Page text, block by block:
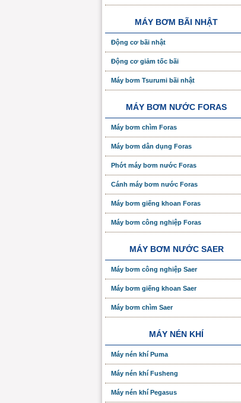
MÁY BƠM BÃI NHẬT
Động cơ bãi nhật
Động cơ giảm tốc bãi
Máy bơm Tsurumi bãi nhật
MÁY BƠM NƯỚC FORAS
Máy bơm chìm Foras
Máy bơm dân dụng Foras
Phớt máy bơm nước Foras
Cánh máy bơm nước Foras
Máy bơm giếng khoan Foras
Máy bơm công nghiệp Foras
MÁY BƠM NƯỚC SAER
Máy bơm công nghiệp Saer
Máy bơm giếng khoan Saer
Máy bơm chìm Saer
MÁY NÉN KHÍ
Máy nén khí Puma
Máy nén khí Fusheng
Máy nén khí Pegasus